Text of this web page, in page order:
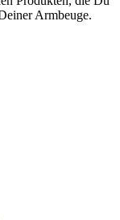
Armbeuge.